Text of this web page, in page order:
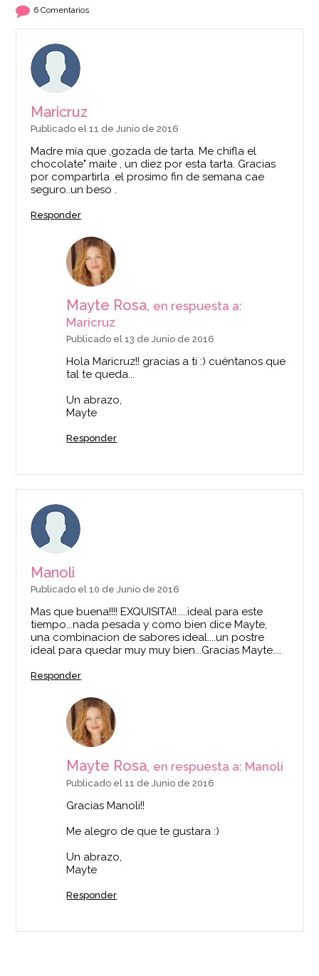
2,60€
AÑADIR
Semillas 75 ml
6 Comentarios
Maricruz
Publicado el 11 de Junio de 2016
Madre mía que ,gozada de tarta. Me chifla el
chocolate" maite , un diez por esta tarta. Gracias
por compartirla .el prosimo fin de semana cae
seguro..un beso .
Responder
Mayte Rosa, en respuesta a:
Maricruz
Publicado el 13 de Junio de 2016
Hola Maricruz!! gracias a ti :) cuéntanos que
tal te queda...
Un abrazo,
Mayte
Responder
Manoli
Publicado el 10 de Junio de 2016
Mas que buena!!!! EXQUISITA!!.....ideal para este
tiempo...nada pesada y como bien dice Mayte,
una combinacion de sabores ideal....un postre
ideal para quedar muy muy bien...Gracias Mayte....
Responder
Mayte Rosa, en respuesta a: Manoli
Publicado el 11 de Junio de 2016
Gracias Manoli!!
Me alegro de que te gustara :)
Un abrazo,
Mayte
Responder